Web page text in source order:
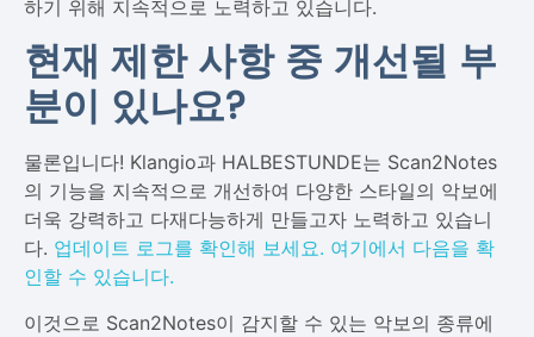
하기 위해 지속적으로 노력하고 있습니다.
현재 제한 사항 중 개선될 부
분이 있나요?
물론입니다! Klangio과 HALBESTUNDE는 Scan2Notes
의 기능을 지속적으로 개선하여 다양한 스타일의 악보에
더욱 강력하고 다재다능하게 만들고자 노력하고 있습니
다. 업데이트 로그를 확인해 보세요. 여기에서 다음을 확
인할 수 있습니다.
이것으로 Scan2Notes이 감지할 수 있는 악보의 종류에